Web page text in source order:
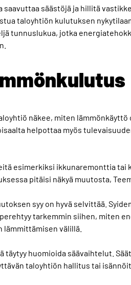
säästöjä ja hillitä
taloyhtiön kulutuksen
tunnuslukua, jotka
näkee, miten
helpottaa myös
esimerkiksi ikkunaremonttia tai
pitäisi näkyä muutosta,
syy on hyvä selvittää.
tarkemmin siihen, miten
välillä.
huomioida säävaihtelut.
taloyhtiön hallitus tai